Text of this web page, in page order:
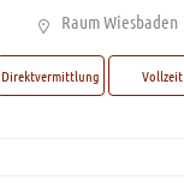
Raum Wiesbaden
Direktvermittlung Vollzeit